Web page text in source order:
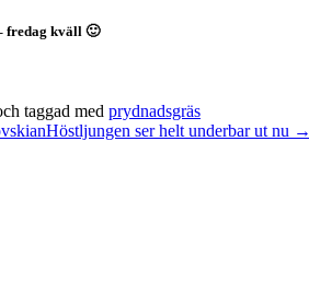
fredag kväll 🙂
taggad med prydnadsgräs
Höstljungen ser helt underbar ut nu →